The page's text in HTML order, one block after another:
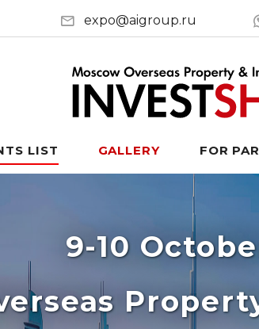
expo@aigroup.ru
LIST GALLERY FOR
9-10